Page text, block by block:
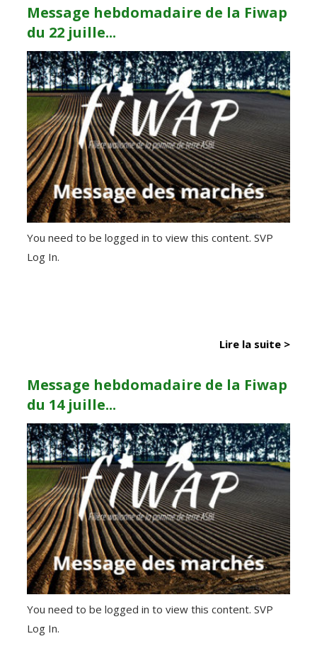
Message hebdomadaire de la Fiwap
du 22 juille...
You need to be logged in to view this content. SVP
Log In.
Lire la suite >
Message hebdomadaire de la Fiwap
du 14 juille...
You need to be logged in to view this content. SVP
Log In.